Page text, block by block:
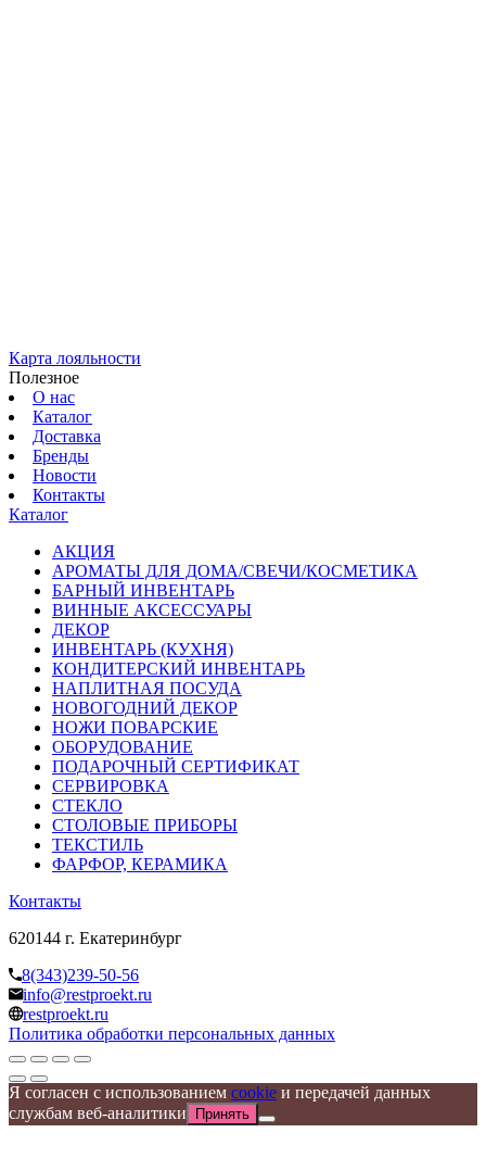
Карта лояльности
Полезное
О нас
Каталог
Доставка
Бренды
Новости
Контакты
Каталог
АКЦИЯ
АРОМАТЫ ДЛЯ ДОМА/СВЕЧИ/КОСМЕТИКА
БАРНЫЙ ИНВЕНТАРЬ
ВИННЫЕ АКСЕССУАРЫ
ДЕКОР
ИНВЕНТАРЬ (КУХНЯ)
КОНДИТЕРСКИЙ ИНВЕНТАРЬ
НАПЛИТНАЯ ПОСУДА
НОВОГОДНИЙ ДЕКОР
НОЖИ ПОВАРСКИЕ
ОБОРУДОВАНИЕ
ПОДАРОЧНЫЙ СЕРТИФИКАТ
СЕРВИРОВКА
СТЕКЛО
СТОЛОВЫЕ ПРИБОРЫ
ТЕКСТИЛЬ
ФАРФОР, КЕРАМИКА
Контакты
620144 г. Екатеринбург
8(343)239-50-56
info@restproekt.ru
restproekt.ru
Политика обработки персональных данных
Я согласен с использованием cookie и передачей данных
службам веб-аналитики
Принять